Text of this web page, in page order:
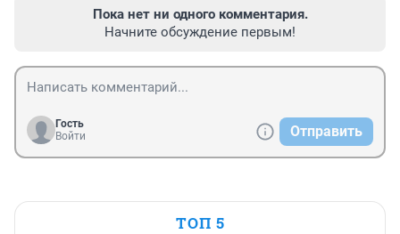
Пока нет ни одного комментария.
Начните обсуждение первым!
Гость
Войти
Отправить
ТОП 5